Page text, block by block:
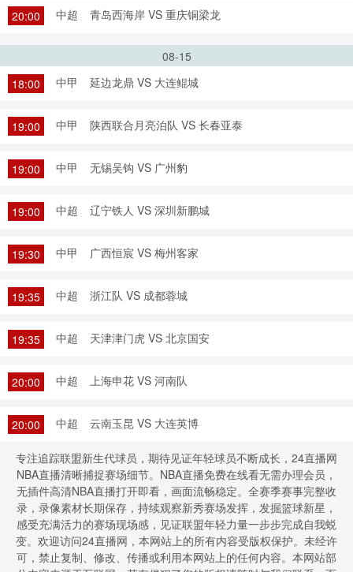
20:00 中超 青岛西海岸 VS 重庆铜梁龙
08-15
18:00
中甲 延边龙鼎 VS 大连鲲城
19:00 中甲 陕西联合月亮泊队 VS 长春亚泰
19:00 中甲 无锡吴钩 VS 广州豹
19:00 中超 辽宁铁人 VS 深圳新鹏城
19:30 中甲 广西恒宸 VS 梅州客家
19:35 中超 浙江队 VS 成都蓉城
19:35 中超 天津津门虎 VS 北京国安
20:00 中超 上海申花 VS 河南队
20:00 中超 云南玉昆 VS 大连英博
专注追踪联盟新生代球员，期待见证年轻球员不断成长，24直播网
NBA直播清晰捕捉赛场细节。NBA直播免费在线看无需办理会员，
无插件高清NBA直播打开即看，画面流畅稳定。全赛季赛事完整收
录，录像素材长期保存，持续观察新秀赛场发挥，发掘篮球新星，
感受充满活力的赛场现场感，见证联盟年轻力量一步步完成自我蜕
变。欢迎访问24直播网，本网站上的所有内容受版权保护。未经许
可，禁止复制、修改、传播或利用本网站上的任何内容。本网站部